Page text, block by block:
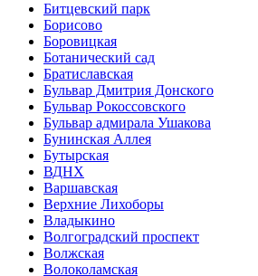
Битцевский парк
Борисово
Боровицкая
Ботанический сад
Братиславская
Бульвар Дмитрия Донского
Бульвар Рокоссовского
Бульвар адмирала Ушакова
Бунинская Аллея
Бутырская
ВДНХ
Варшавская
Верхние Лихоборы
Владыкино
Волгоградский проспект
Волжская
Волоколамская